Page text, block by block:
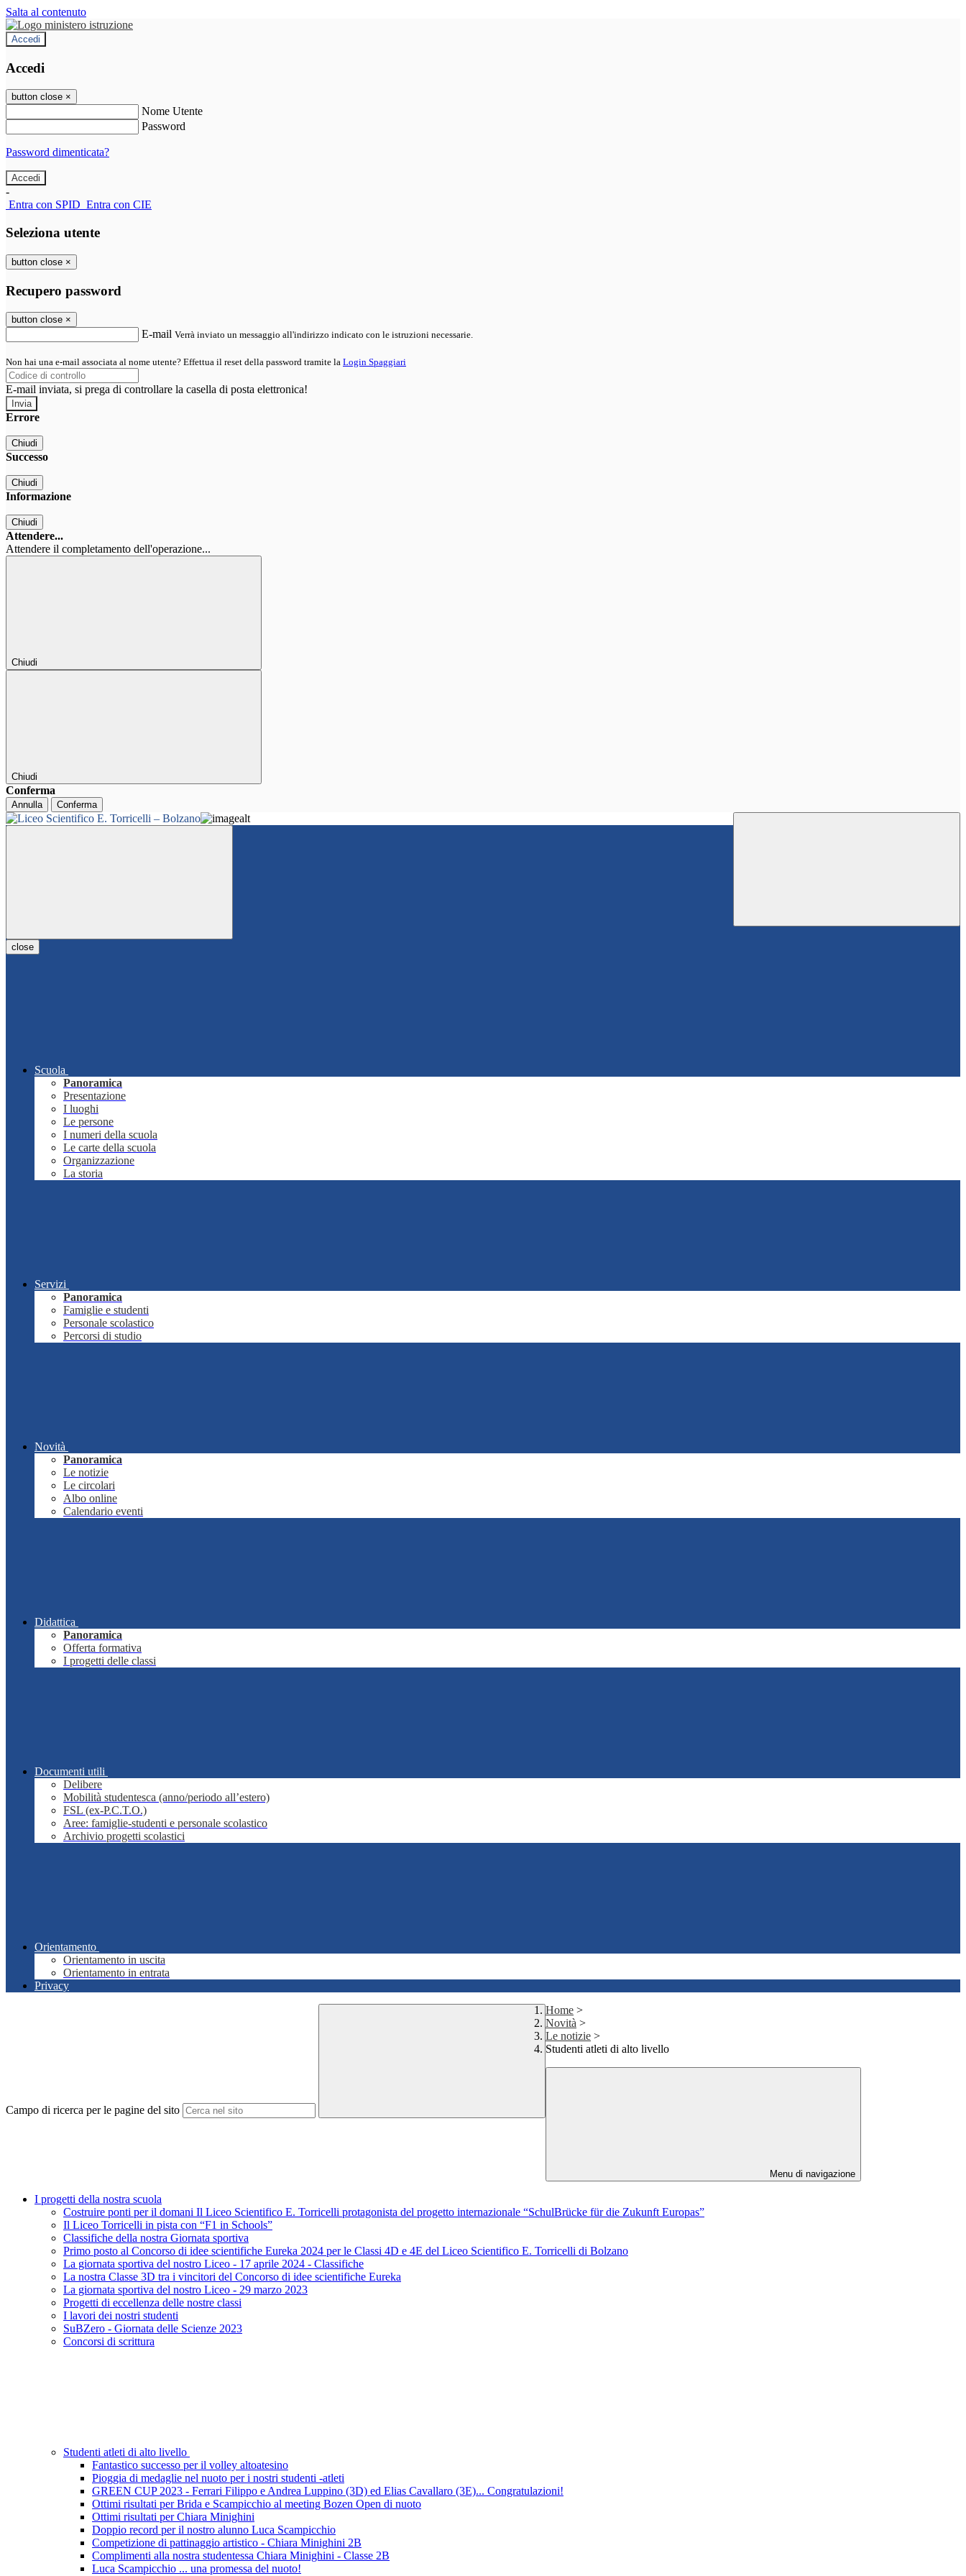
Salta al contenuto
Accedi
Accedi
button close ×
Nome Utente
Password
Password dimenticata?
-
Entra con SPID Entra con CIE
Seleziona utente
button close ×
Recupero password
button close ×
E-mail Verrà inviato un messaggio all'indirizzo indicato con le istruzioni necessarie.
Non hai una e-mail associata al nome utente? Effettua il reset della password tramite la Login Spaggiari
E-mail inviata, si prega di controllare la casella di posta elettronica!
Errore
Chiudi
Successo
Chiudi
Informazione
Chiudi
Attendere...
Attendere il completamento dell'operazione...
Chiudi
Chiudi
Conferma
Annulla Conferma
close
Scuola
Panoramica
Presentazione
I luoghi
Le persone
I numeri della scuola
Le carte della scuola
Organizzazione
La storia
Servizi
Panoramica
Famiglie e studenti
Personale scolastico
Percorsi di studio
Novità
Panoramica
Le notizie
Le circolari
Albo online
Calendario eventi
Didattica
Panoramica
Offerta formativa
I progetti delle classi
Documenti utili
Delibere
Mobilità studentesca (anno/periodo all’estero)
FSL (ex-P.C.T.O.)
Aree: famiglie-studenti e personale scolastico
Archivio progetti scolastici
Orientamento
Orientamento in uscita
Orientamento in entrata
Privacy
Campo di ricerca per le pagine del sito
Home >
Novità >
Le notizie >
Studenti atleti di alto livello
Menu di navigazione
I progetti della nostra scuola
Costruire ponti per il domani Il Liceo Scientifico E. Torricelli protagonista del progetto internazionale “SchulBrücke für die Zukunft Europas”
Il Liceo Torricelli in pista con “F1 in Schools”
Classifiche della nostra Giornata sportiva
Primo posto al Concorso di idee scientifiche Eureka 2024 per le Classi 4D e 4E del Liceo Scientifico E. Torricelli di Bolzano
La giornata sportiva del nostro Liceo - 17 aprile 2024 - Classifiche
La nostra Classe 3D tra i vincitori del Concorso di idee scientifiche Eureka
La giornata sportiva del nostro Liceo - 29 marzo 2023
Progetti di eccellenza delle nostre classi
I lavori dei nostri studenti
SuBZero - Giornata delle Scienze 2023
Concorsi di scrittura
Studenti atleti di alto livello
Fantastico successo per il volley altoatesino
Pioggia di medaglie nel nuoto per i nostri studenti -atleti
GREEN CUP 2023 - Ferrari Filippo e Andrea Luppino (3D) ed Elias Cavallaro (3E)... Congratulazioni!
Ottimi risultati per Brida e Scampicchio al meeting Bozen Open di nuoto
Ottimi risultati per Chiara Minighini
Doppio record per il nostro alunno Luca Scampicchio
Competizione di pattinaggio artistico - Chiara Minighini 2B
Complimenti alla nostra studentessa Chiara Minighini - Classe 2B
Luca Scampicchio ... una promessa del nuoto!